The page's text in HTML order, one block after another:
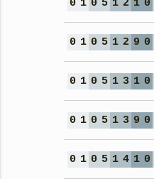
0 1 0 5 1 2 1 0
0 1 0 5 1 2 9 0
0 1 0 5 1 3 1 0
0 1 0 5 1 3 9 0
0 1 0 5 1 4 1 0